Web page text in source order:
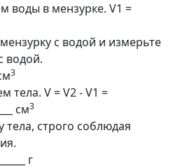
воды в мензурке. V1 =
с водой и измерьте
водой.
3
тела. V = V2 - V1 =
см3
тела, строго соблюдая
г